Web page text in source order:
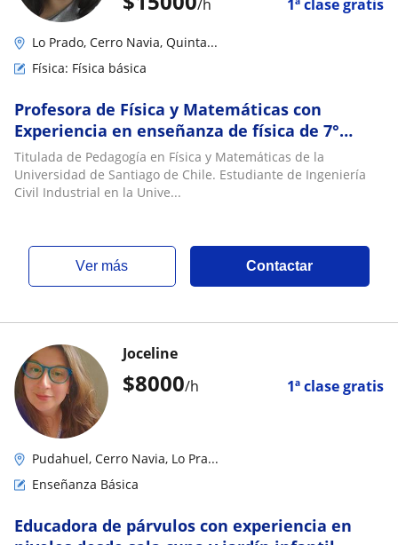
/h 1ª clase gratis
Lo Prado, Cerro Navia, Quinta...
Física: Física básica
Profesora de Física y Matemáticas con
Experiencia en enseñanza de física de 7°
básico a III° medio y preparación PAES
Titulada de Pedagogía en Física y Matemáticas de la
Universidad de Santiago de Chile. Estudiante de Ingeniería
Civil Industrial en la Unive...
ver más Contactar
$8000/h 1ª clase gratis
Joceline
Pudahuel, Cerro Navia, Lo Pra...
Enseñanza Básica
Educadora de párvulos con experiencia en